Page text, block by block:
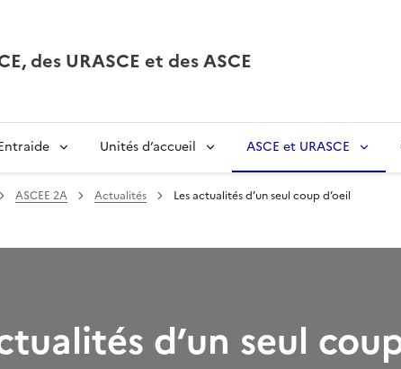
des URASCE et des ASCE
Unités d’accueil ASCE et URASCE
ASCEE 2A Actualités Les actualités d’un seul coup d’oeil
d’un seul